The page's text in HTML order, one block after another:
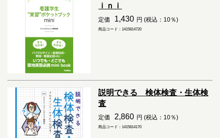
ｉｎｉ
定価 1,430 円 (税込：10％)
商品コード：1415814720
説明できる 検体検査・生体検
査
定価 2,860 円 (税込：10％)
商品コード：1415814170